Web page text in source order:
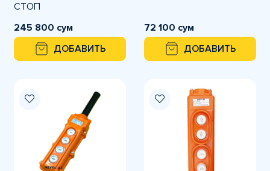
СТОП
245 800 сум
ДОБАВИТЬ
72 100 сум
ДОБАВИТЬ